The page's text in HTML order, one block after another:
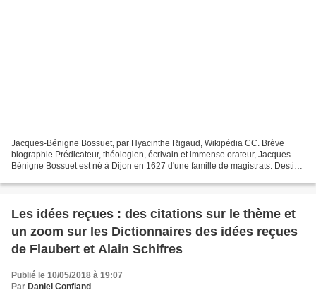
Jacques-Bénigne Bossuet, par Hyacinthe Rigaud, Wikipédia CC. Brève
biographie Prédicateur, théologien, écrivain et immense orateur, Jacques-
Bénigne Bossuet est né à Dijon en 1627 d'une famille de magistrats. Destiné
Les idées reçues : des citations sur le thème et
un zoom sur les Dictionnaires des idées reçues
de Flaubert et Alain Schifres
Publié le 10/05/2018 à 19:07
Par Daniel Confland